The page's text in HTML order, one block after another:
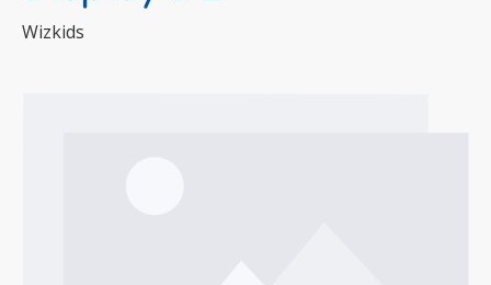
Wizkids